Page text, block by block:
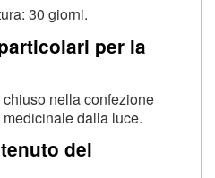
30 giorni.
per la
nella confezione
dalla luce.
del